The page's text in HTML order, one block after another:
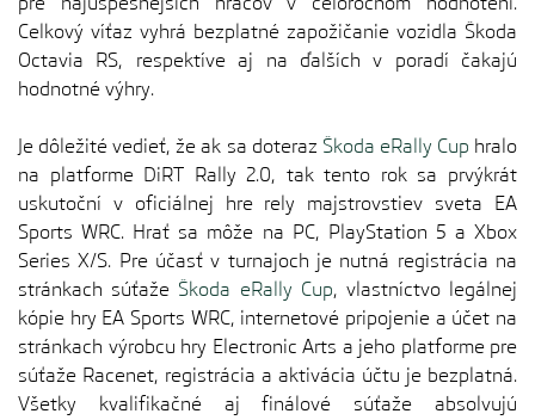
Celkový víťaz vyhrá bezplatné zapožičanie vozidla Škoda
Octavia RS, respektíve aj na ďalších v poradí čakajú
hodnotné výhry.
Je dôležité vedieť, že ak sa doteraz Škoda eRally Cup hralo
na platforme DiRT Rally 2.0, tak tento rok sa prvýkrát
uskutoční v oficiálnej hre rely majstrovstiev sveta EA
Sports WRC. Hrať sa môže na PC, PlayStation 5 a Xbox
Series X/S. Pre účasť v turnajoch je nutná registrácia na
stránkach súťaže Škoda eRally Cup, vlastníctvo legálnej
kópie hry EA Sports WRC, internetové pripojenie a účet na
stránkach výrobcu hry Electronic Arts a jeho platforme pre
súťaže Racenet, registrácia a aktivácia účtu je bezplatná.
Všetky kvalifikačné aj finálové súťaže absolvujú